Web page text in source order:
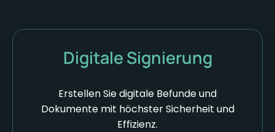
Digitale Signierung
Erstellen Sie digitale Befunde und
Dokumente mit höchster Sicherheit und
Effizienz.